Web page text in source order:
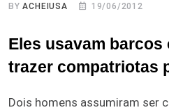
BYACHEIUSA 19/06/2012
Eles usavam barcos
trazer compatriotas
Dois homens assumiram ser